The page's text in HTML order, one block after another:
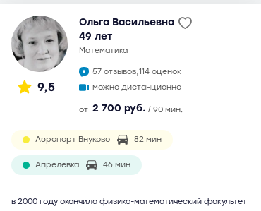
9,5
Ольга Васильевна
49 лет
математика
57 отзывов,114 оценок
можно дистанционно
от 2 700 руб. / 90 мин.
Аэропорт Внуково 82 мин
Апрелевка 46 мин
в 2000 году окончила физико-математический факультет